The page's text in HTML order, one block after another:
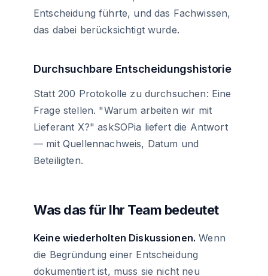
Entscheidung führte, und das Fachwissen,
das dabei berücksichtigt wurde.
Durchsuchbare Entscheidungshistorie
Statt 200 Protokolle zu durchsuchen: Eine
Frage stellen. "Warum arbeiten wir mit
Lieferant X?" askSOPia liefert die Antwort
— mit Quellennachweis, Datum und
Beteiligten.
Was das für Ihr Team bedeutet
Keine wiederholten Diskussionen. Wenn
die Begründung einer Entscheidung
dokumentiert ist, muss sie nicht neu